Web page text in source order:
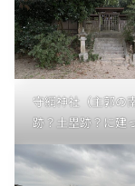
守綱神社（主郭の
跡？土塁跡？に建